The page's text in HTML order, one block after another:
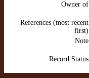
Owner of
References (most recent
first)
Note
Record Status